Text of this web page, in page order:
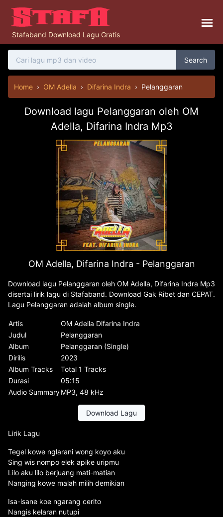
Stafaband Download Lagu Gratis
Search
Home › OM Adella › Difarina Indra › Pelanggaran
Download lagu Pelanggaran oleh OM
Adella, Difarina Indra Mp3
OM Adella, Difarina Indra - Pelanggaran
Download lagu Pelanggaran oleh OM Adella, Difarina Indra Mp3
disertai lirik lagu di Stafaband. Download Gak Ribet dan CEPAT.
Lagu Pelanggaran adalah album single.
Artis
OM Adella Difarina Indra
Judul
Pelanggaran
Album
Pelanggaran (Single)
Dirilis
2023
Album Tracks
Total 1 Tracks
Durasi
05:15
Audio SummaryMP3, 48 kHz
Download Lagu
Lirik Lagu
Tegel kowe nglarani wong koyo aku
Sing wis nompo elek apike uripmu
Lilo aku lilo berjuang mati-matian
Nanging kowe malah milih demikian
Isa-isane koe ngarang cerito
Nangis kelaran nutupi